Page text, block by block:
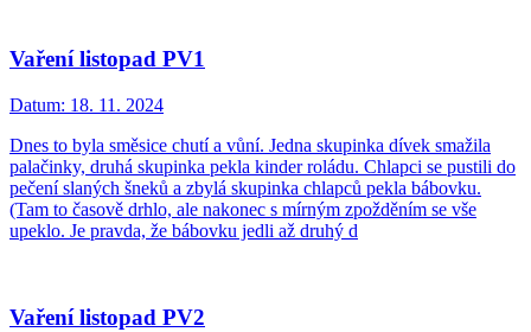
Vaření listopad PV1
Datum: 18. 11. 2024
Dnes to byla směsice chutí a vůní. Jedna skupinka dívek smažila
palačinky, druhá skupinka pekla kinder roládu. Chlapci se pustili do
pečení slaných šneků a zbylá skupinka chlapců pekla bábovku.
(Tam to časově drhlo, ale nakonec s mírným zpožděním se vše
upeklo. Je pravda, že bábovku jedli až druhý d
Vaření listopad PV2